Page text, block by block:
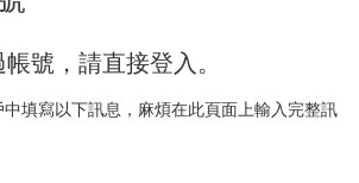
號，請直接登入。
填寫以下訊息，麻煩在此頁面上輸入完整訊